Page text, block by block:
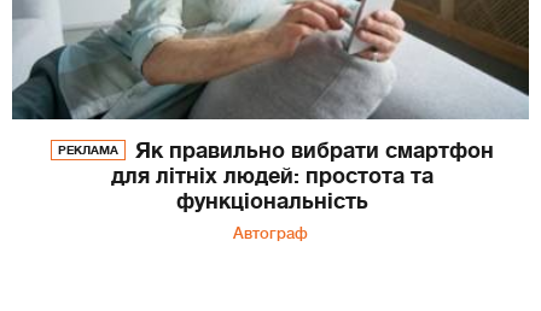
РЕКЛАМА
Як правильно вибрати смартфон
для літніх людей: простота та
функціональність
Автограф